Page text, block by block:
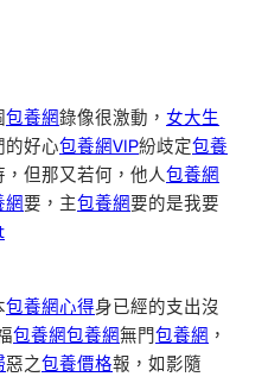
包養網錄像很激動， 女大生
的好心包養網VIP紛歧定包養
但那又若何，他人包養網
網要，主包養網要的是我要
包養網心得身已經的支出沒
包養網包養網無門包養網 ，
惡之包養價格報，如影隨